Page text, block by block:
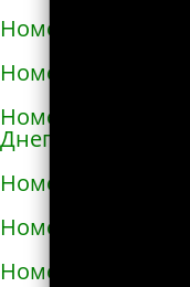
Номера
Номера
Номера
Днепровской
Номера
Номера
Номера